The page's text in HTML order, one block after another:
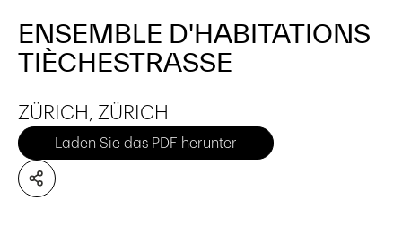
ENSEMBLE D'HABITATIONS
TIÈCHESTRASSE
ZÜRICH, ZÜRICH
Laden Sie das PDF herunter